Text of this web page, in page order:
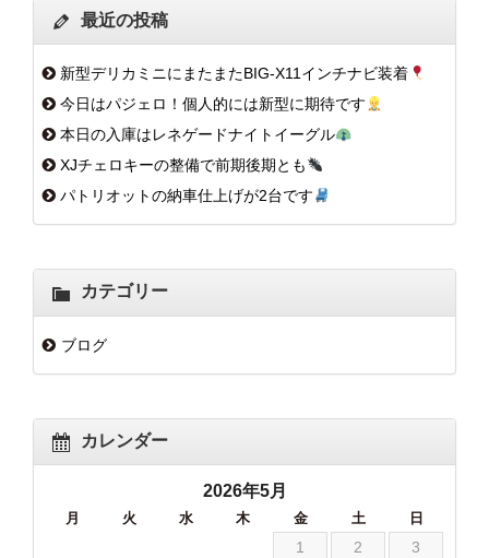
最近の投稿
新型デリカミニにまたまたBIG-X11インチナビ装着
今日はパジェロ！個人的には新型に期待です
本日の入庫はレネゲードナイトイーグル
XJチェロキーの整備で前期後期とも
パトリオットの納車仕上げが2台です
カテゴリー
ブログ
カレンダー
2026年5月
月 火 水 木 金 土 日
1 2
3